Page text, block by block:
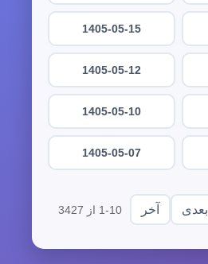
1405-05-15
1405-05-12
1405-05-10
1405-05-07
بعدی آخر 1-10 از 3427